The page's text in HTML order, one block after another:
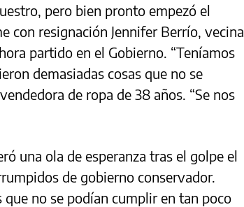
pero bien pronto empezó el
con resignación Jennifer Berrío, vecina
partido en el Gobierno. “Teníamos
demasiadas cosas que no se
de ropa de 38 años. “Se nos
una ola de esperanza tras el golpe el
de gobierno conservador.
no se podían cumplir en tan poco